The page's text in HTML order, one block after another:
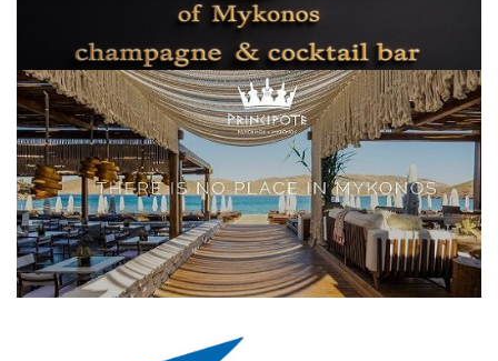
Elections 2023
Γλώσσα
Ελληνικά English